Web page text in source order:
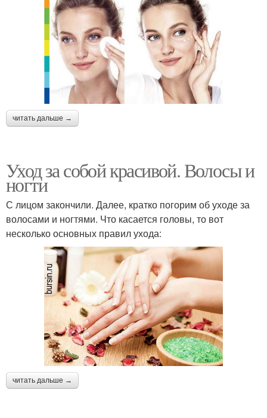
читать дальше →
Уход за собой красивой. Волосы и
ногти
С лицом закончили. Далее, кратко погорим об уходе за
волосами и ногтями. Что касается головы, то вот
несколько основных правил ухода:
читать дальше →